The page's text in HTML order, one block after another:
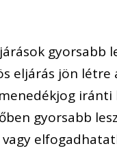
gyorsabb
eljárás jön létre
menedékjog
gyorsabb